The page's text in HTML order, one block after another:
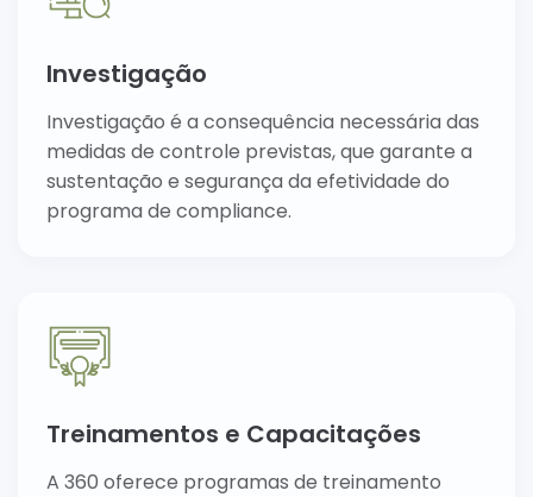
Investigação
Investigação é a consequência necessária das
medidas de controle previstas, que garante a
sustentação e segurança da efetividade do
programa de compliance.
Treinamentos e Capacitações
A 360 oferece programas de treinamento